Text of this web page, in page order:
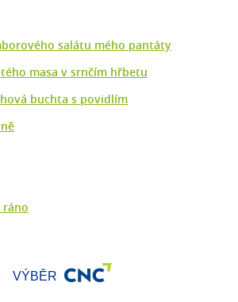
salátu mého pantáty
masa v srnčím hřbetu
buchta s povidlím
ráno
VÝBĚR